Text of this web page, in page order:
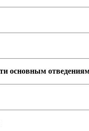
основным